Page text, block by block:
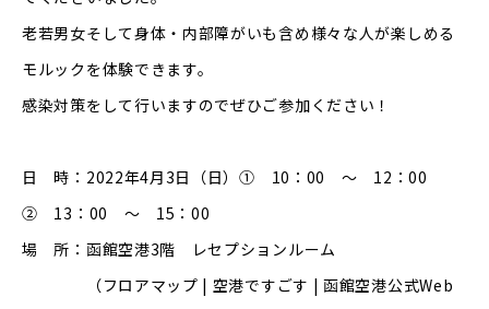
老若男女そして身体・内部障がいも含め様々な人が楽しめる
モルックを体験できます。
感染対策をして行いますのでぜひご参加ください！
日 時：2022年4月3日（日）① 10：00 ～ 12：00
② 13：00 ～ 15：00
場 所：函館空港3階 レセプションルーム
（フロアマップ | 空港ですごす | 函館空港公式Web